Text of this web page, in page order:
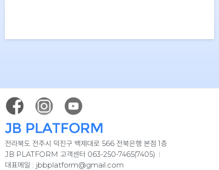
전라북도 전주시 덕진구 백제대로 566 전북은행 본점 1층
JB PLATFORM 고객센터 063-250-7465(7405)
대표메일 : jbbplatform@gmail.com